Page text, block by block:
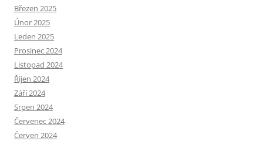
Březen 2025
Únor 2025
Leden 2025
Prosinec 2024
Listopad 2024
Říjen 2024
Září 2024
Srpen 2024
Červenec 2024
Červen 2024